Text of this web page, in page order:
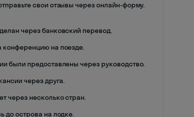
свои отзывы через онлайн-форму.
через банковский перевод.
конференцию на поезде.
были предоставлены через руководство.
через друга.
через несколько стран.
до острова на лодке.